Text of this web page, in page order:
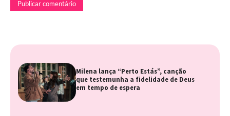
Milena lança “Perto Estás”, canção
que testemunha a fidelidade de Deus
em tempo de espera